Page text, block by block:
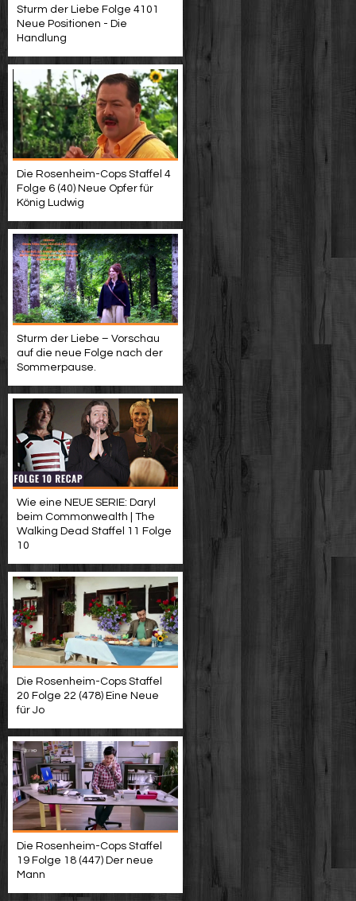
Sturm der Liebe Folge 4101
Neue Positionen - Die
Handlung
Die Rosenheim-Cops Staffel 4
Folge 6 (40) Neue Opfer für
König Ludwig
Sturm der Liebe – Vorschau
auf die neue Folge nach der
Sommerpause.
Wie eine NEUE SERIE: Daryl
beim Commonwealth | The
Walking Dead Staffel 11 Folge
10
Die Rosenheim-Cops Staffel
20 Folge 22 (478) Eine Neue
für Jo
Die Rosenheim-Cops Staffel
19 Folge 18 (447) Der neue
Mann